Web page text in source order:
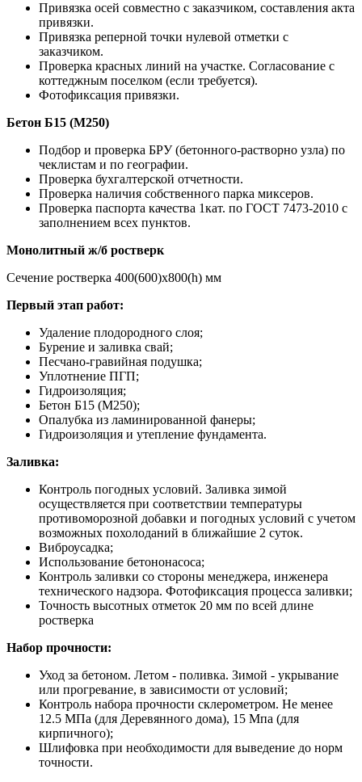
Привязка осей совместно с заказчиком, составления акта
привязки.
Привязка реперной точки нулевой отметки с
заказчиком.
Проверка красных линий на участке. Согласование с
коттеджным поселком (если требуется).
Фотофиксация привязки.
Бетон Б15 (М250)
Подбор и проверка БРУ (бетонного-растворно узла) по
чеклистам и по географии.
Проверка бухгалтерской отчетности.
Проверка наличия собственного парка миксеров.
Проверка паспорта качества 1кат. по ГОСТ 7473-2010 с
заполнением всех пунктов.
Монолитный ж/б ростверк
Сечение ростверка 400(600)х800(h) мм
Первый этап работ:
Удаление плодородного слоя;
Бурение и заливка свай;
Песчано-гравийная подушка;
Уплотнение ПГП;
Гидроизоляция;
Бетон Б15 (М250);
Опалубка из ламинированной фанеры;
Гидроизоляция и утепление фундамента.
Заливка:
Контроль погодных условий. Заливка зимой
осуществляется при соответствии температуры
противоморозной добавки и погодных условий с учетом
возможных похолоданий в ближайшие 2 суток.
Виброусадка;
Использование бетононасоса;
Контроль заливки со стороны менеджера, инженера
технического надзора. Фотофиксация процесса заливки;
Точность высотных отметок 20 мм по всей длине
ростверка
Набор прочности:
Уход за бетоном. Летом - поливка. Зимой - укрывание
или прогревание, в зависимости от условий;
Контроль набора прочности склерометром. Не менее
12.5 МПа (для Деревянного дома), 15 Мпа (для
кирпичного);
Шлифовка при необходимости для выведение до норм
точности.